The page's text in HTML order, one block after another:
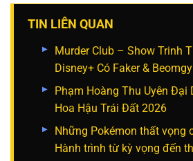
TIN LIÊN QUAN
Murder Club – Show Trinh
Disney+ Có Faker &
Phạm Hoàng Thu Uyên Đại
Hoa Hậu Trái Đất 2026
Những Pokémon thất vọng
Hành trình từ kỳ vọng đến